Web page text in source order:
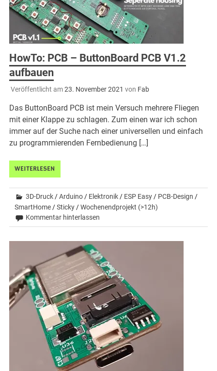
HowTo: PCB – ButtonBoard PCB V1.2
aufbauen
Veröffentlicht am23. November 2021 von Fab
Das ButtonBoard PCB ist mein Versuch mehrere Fliegen
mit einer Klappe zu schlagen. Zum einen war ich schon
immer auf der Suche nach einer universellen und einfach
zu programmierenden Fernbedienung […]
WEITERLESEN
3D-Druck/Arduino/ Elektronik/ ESP Easy/ PCB-Design /
SmartHome/Sticky/Wochenendprojekt (>12h)
Kommentar hinterlassen